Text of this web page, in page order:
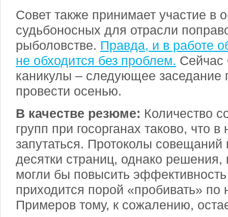
Совет также принимает участие в
судьбоносных для отрасли
рыболовстве. Правда, и в работе
не обходится без проблем.
каникулы – следующее заседание
провести осенью.
В качестве резюме: Количество
групп при госорганах таково, что
запутаться. Протоколы
десятки страниц, однако решения,
могли бы повысить
приходится порой «пробивать» по
Примеров тому, к сожалению,